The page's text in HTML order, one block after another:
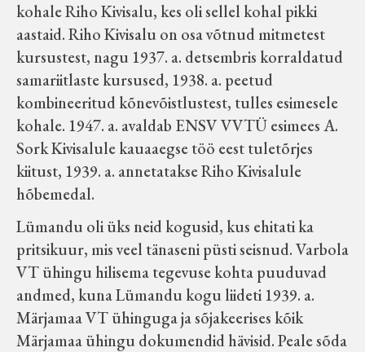
kohale Riho Kivisalu, kes oli sellel kohal pikki
aastaid. Riho Kivisalu on osa võtnud mitmetest
kursustest, nagu 1937. a. detsembris korraldatud
samariitlaste kursused, 1938. a. peetud
kombineeritud kõnevõistlustest, tulles esimesele
kohale. 1947. a. avaldab ENSV VVTÜ esimees A.
Sork Kivisalule kauaaegse töö eest tuletõrjes
kiitust, 1939. a. annetatakse Riho Kivisalule
hõbemedal.
Lümandu oli üks neid kogusid, kus ehitati ka
pritsikuur, mis veel tänaseni püsti seisnud. Varbola
VT ühingu hilisema tegevuse kohta puuduvad
andmed, kuna Lümandu kogu liideti 1939. a.
Märjamaa VT ühinguga ja sõjakeerises kõik
Märjamaa ühingu dokumendid hävisid. Peale sõda